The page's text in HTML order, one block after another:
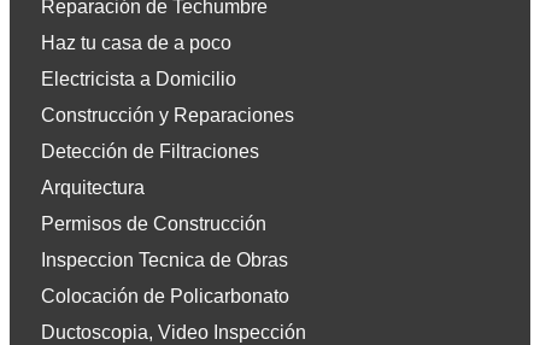
Reparación de Techumbre
Haz tu casa de a poco
Electricista a Domicilio
Construcción y Reparaciones
Detección de Filtraciones
Arquitectura
Permisos de Construcción
Inspeccion Tecnica de Obras
Colocación de Policarbonato
Ductoscopia, Video Inspección